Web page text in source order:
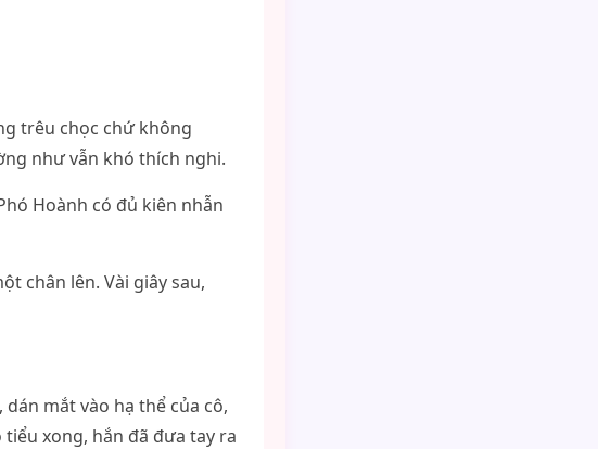
trêu chọc chứ không
như vẫn khó thích nghi.
Hoành có đủ kiên nhẫn
chân lên. Vài giây sau,
mắt vào hạ thể của cô,
xong, hắn đã đưa tay ra